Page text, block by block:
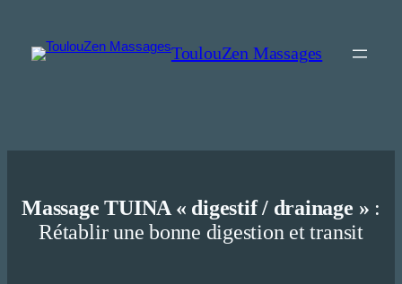
contenu
ToulouZen Massages
Massage TUINA « digestif / drainage » :
Rétablir une bonne digestion et transit